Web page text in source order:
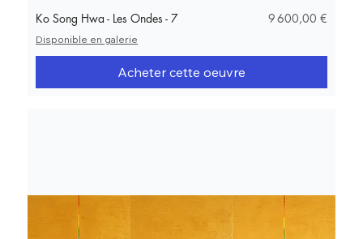
Ko Song Hwa - Les Ondes - 7 Prix
9 600,00 €
Disponible en galerie
Acheter cette oeuvre